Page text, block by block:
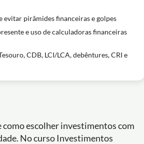
evitar pirâmides financeiras e golpes
e uso de calculadoras financeiras
CDB, LCI/LCA, debêntures, CRI e
escolher investimentos com
No curso Investimentos